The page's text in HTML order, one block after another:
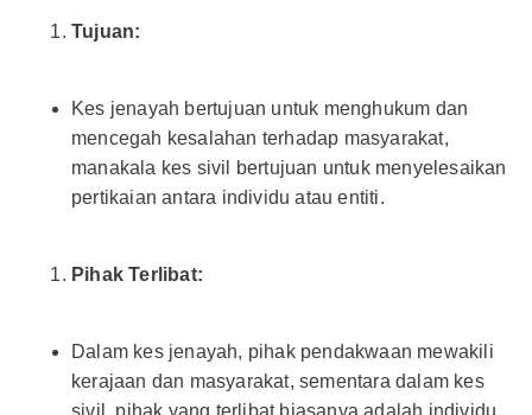
Tujuan:
Kes jenayah bertujuan untuk menghukum dan
mencegah kesalahan terhadap masyarakat,
manakala kes sivil bertujuan untuk menyelesaikan
pertikaian antara individu atau entiti.
Pihak Terlibat:
Dalam kes jenayah, pihak pendakwaan mewakili
kerajaan dan masyarakat, sementara dalam kes
sivil, pihak yang terlibat biasanya adalah individu